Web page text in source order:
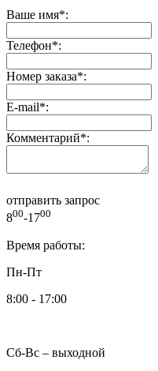
Ваше имя*:
Телефон*:
Номер заказа*:
E-mail*:
Комментарий*:
отправить запрос
800-1700
Время работы:
Пн-Пт
8:00 - 17:00
Сб-Вс – выходной